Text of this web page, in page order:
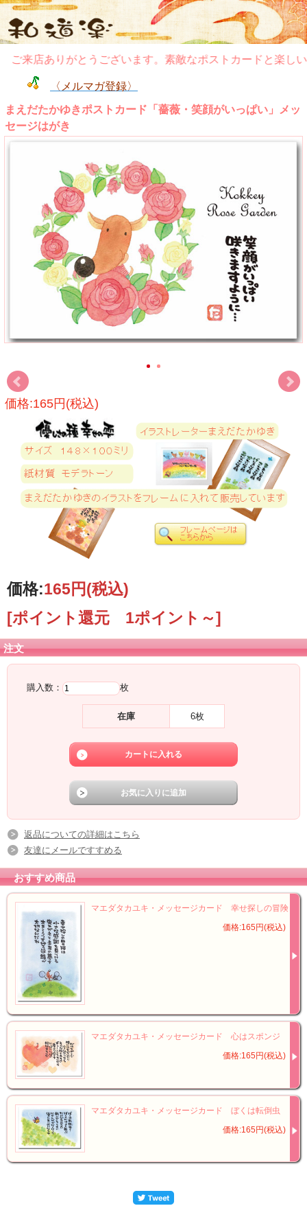
ご来店ありがとうございます。素敵なポストカードと楽しい
〈メルマガ登録〉
まえだたかゆきポストカード「薔薇・笑顔がいっぱい」メッ
セージはがき
価格:165円(税込)
価格:165円(税込)
[ポイント還元 1ポイント～]
注文
購入数： 枚
在庫 6枚
返品についての詳細はこちら
友達にメールですすめる
おすすめ商品
マエダタカユキ・メッセージカード 幸せ探しの冒険
価格:165円(税込)
マエダタカユキ・メッセージカード 心はスポンジ
価格:165円(税込)
マエダタカユキ・メッセージカード ぼくは転倒虫
価格:165円(税込)